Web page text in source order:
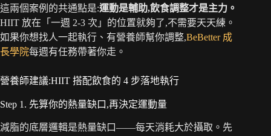
這兩個案例的共通點是:運動是輔助,飲食調整才是主力。
HIIT 放在「一週 2-3 次」的位置就夠了,不需要天天練。
如果你想找人一起執行、有營養師幫你調整,BeBetter 成
長學院每週有任務帶著你走。
營養師建議:HIIT 搭配飲食的 4 步落地執行
Step 1. 先算你的熱量缺口,再決定運動量
減脂的底層邏輯是熱量缺口——每天消耗大於攝取。先